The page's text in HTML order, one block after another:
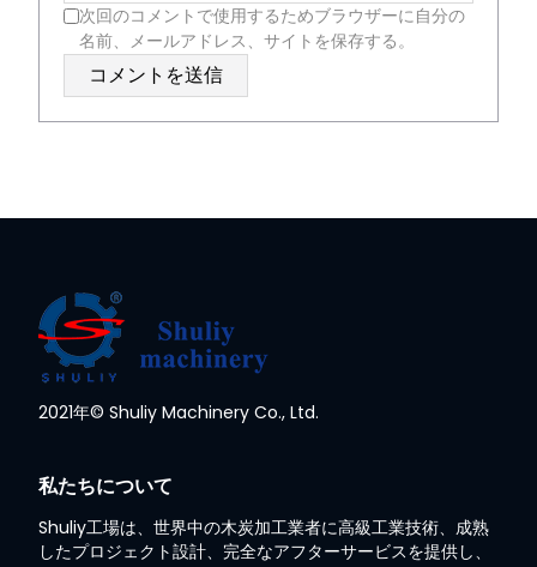
次回のコメントで使用するためブラウザーに自分の
名前、メールアドレス、サイトを保存する。
2021年© Shuliy Machinery Co., Ltd.
私たちについて
Shuliy工場は、世界中の木炭加工業者に高級工業技術、成熟
したプロジェクト設計、完全なアフターサービスを提供し、
Wechat